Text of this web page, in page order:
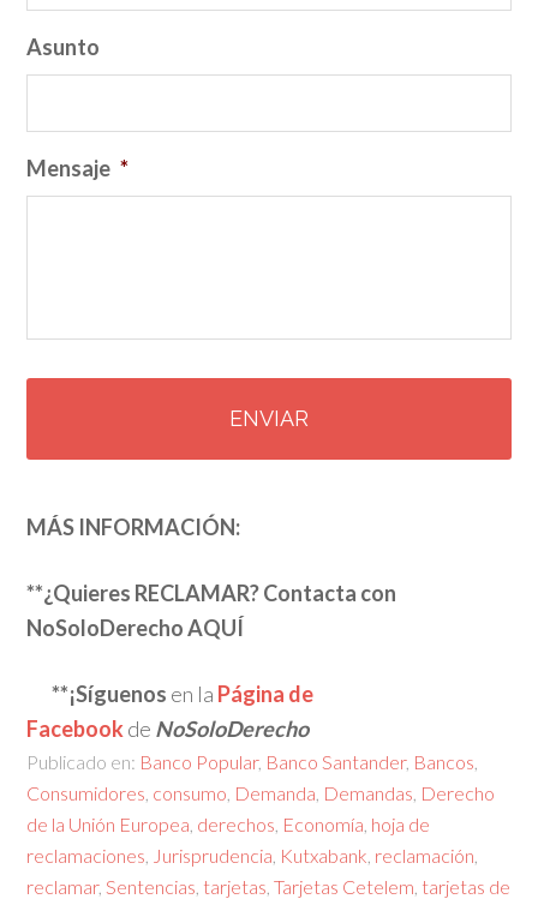
Asunto
Mensaje *
CAPTCHA
MÁS INFORMACIÓN:
**¿Quieres RECLAMAR? Contacta con
NoSoloDerecho AQUÍ
**¡Síguenos en la Página de
Facebook de NoSoloDerecho
Publicado en: Banco Popular, Banco Santander, Bancos
Consumidores consumo Demanda Demandas Derecho
de la Unión Europea derechos Economía hoja de
reclamaciones Jurisprudencia Kutxabank reclamación
reclamar,Sentencias tarjetas ,Tarjetas Cetelem tarjetas de